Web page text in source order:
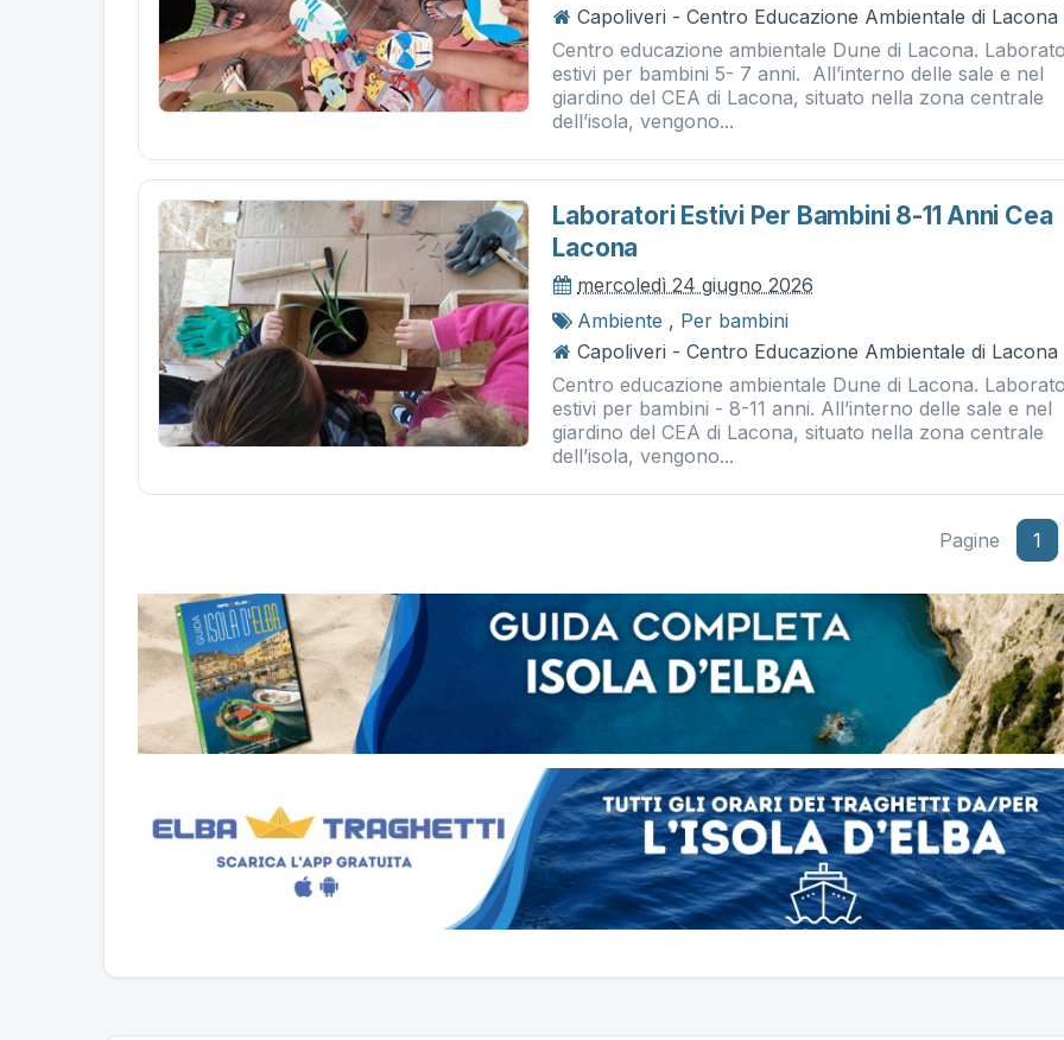
Capoliveri - Centro Educazione Ambientale di Lacona
Centro educazione ambientale Dune di Lacona.
estivi per bambini 5- 7 anni. All’interno delle sale e nel
giardino del CEA di Lacona, situato nella zona centrale
dell’isola, vengono...
Laboratori Estivi Per Bambini 8-11 Anni Cea
Lacona
mercoledì 24 giugno 2026
Ambiente , Per bambini
Capoliveri - Centro Educazione Ambientale di Lacona
Centro educazione ambientale Dune di Lacona.
estivi per bambini - 8-11 anni. All’interno delle sale e nel
giardino del CEA di Lacona, situato nella zona centrale
dell’isola, vengono...
Pagine 1